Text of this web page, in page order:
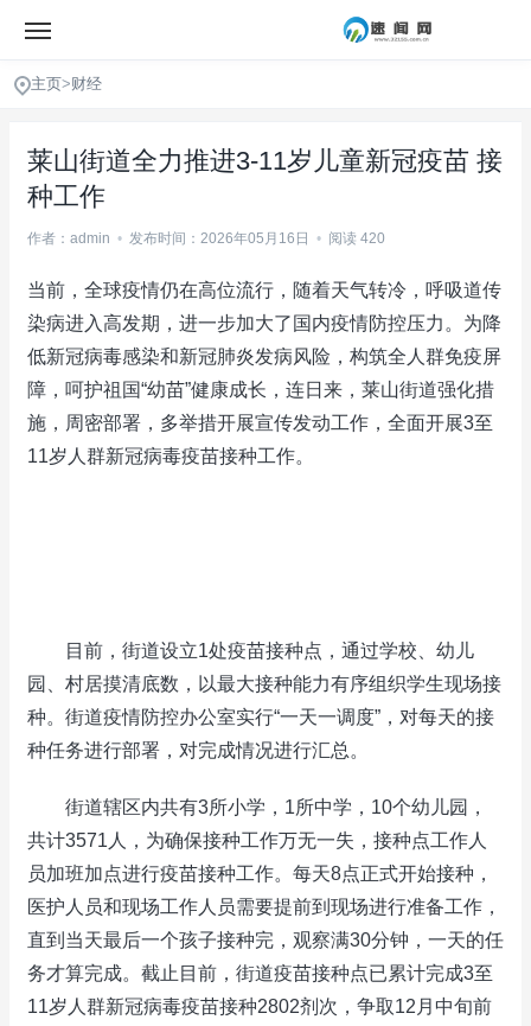
主页>财经
莱山街道全力推进3-11岁儿童新冠疫苗 接
种工作
作者：admin • 发布时间：2026年05月16日 • 阅读 420
当前，全球疫情仍在高位流行，随着天气转冷，呼吸道传
染病进入高发期，进一步加大了国内疫情防控压力。为降
低新冠病毒感染和新冠肺炎发病风险，构筑全人群免疫屏
障，呵护祖国“幼苗”健康成长，连日来，莱山街道强化措
施，周密部署，多举措开展宣传发动工作，全面开展3至
11岁人群新冠病毒疫苗接种工作。
目前，街道设立1处疫苗接种点，通过学校、幼儿
园、村居摸清底数，以最大接种能力有序组织学生现场接
种。街道疫情防控办公室实行“一天一调度”，对每天的接
种任务进行部署，对完成情况进行汇总。
街道辖区内共有3所小学，1所中学，10个幼儿园，
共计3571人，为确保接种工作万无一失，接种点工作人
员加班加点进行疫苗接种工作。每天8点正式开始接种，
医护人员和现场工作人员需要提前到现场进行准备工作，
直到当天最后一个孩子接种完，观察满30分钟，一天的任
务才算完成。截止目前，街道疫苗接种点已累计完成3至
11岁人群新冠病毒疫苗接种2802剂次，争取12月中旬前